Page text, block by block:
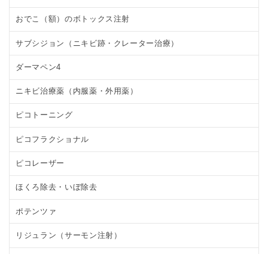
おでこ（額）のボトックス注射
サブシジョン（ニキビ跡・クレーター治療）
ダーマペン4
ニキビ治療薬（内服薬・外用薬）
ピコトーニング
ピコフラクショナル
ピコレーザー
ほくろ除去・いぼ除去
ポテンツァ
リジュラン（サーモン注射）